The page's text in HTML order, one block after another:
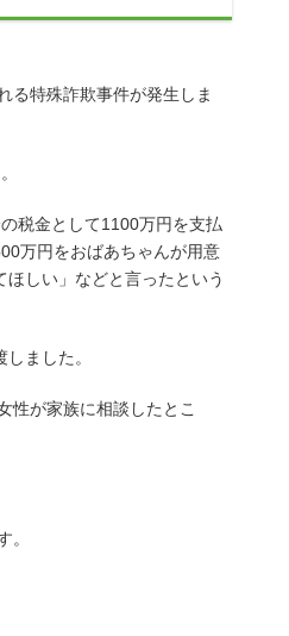
る特殊詐欺事件が発生しま
税金として1100万円を支払
万円をおばあちゃんが用意
しい」などと言ったという
ました。
性が家族に相談したとこ
。